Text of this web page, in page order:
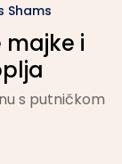
Shams
i
s putničkom